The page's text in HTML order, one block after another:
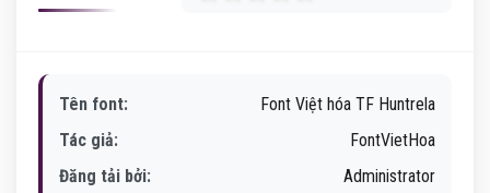
Tên font:
Font Việt hóa TF Huntrela
Tác giả:
FontVietHoa
Đăng tải bởi:
Administrator